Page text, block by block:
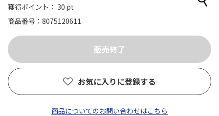
獲得ポイント： 30 pt
商品番号
8075120611
お気に入りに登録する
商品についてのお問い合わせはこちら